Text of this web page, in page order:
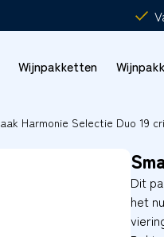
Wijnpakketten
Harmonie Selectie Duo 19
Dit
het